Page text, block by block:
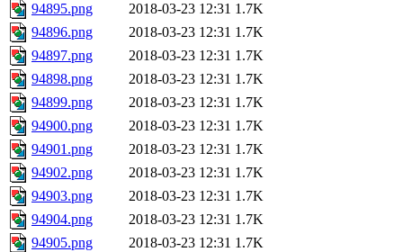
94895.png
2018-03-23 12:31 1.7K
94896.png
2018-03-23 12:31 1.7K
94897.png
2018-03-23 12:31 1.7K
94898.png
2018-03-23 12:31 1.7K
94899.png
2018-03-23 12:31 1.7K
94900.png
2018-03-23 12:31 1.7K
94901.png
2018-03-23 12:31 1.7K
94902.png
2018-03-23 12:31 1.7K
94903.png
2018-03-23 12:31 1.7K
94904.png
2018-03-23 12:31 1.7K
94905.png
2018-03-23 12:31 1.7K